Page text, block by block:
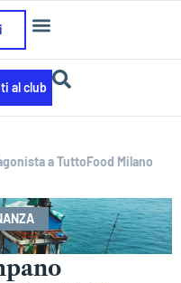
al club
a TuttoFood Milano